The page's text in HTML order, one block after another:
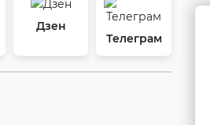
Дзен
Телеграм